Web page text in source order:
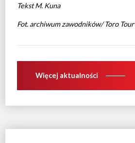
Tekst M. Kuna
Fot. archiwum zawodników/ Toro Tour
Więcej aktualności